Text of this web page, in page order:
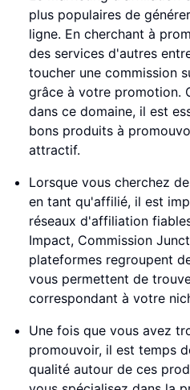
plus populaires de
ligne. En cherchant à
des services d'autres
toucher une commission
grâce à votre promotion.
dans ce domaine, il est
bons produits à
attractif.
Lorsque vous cherchez
en tant qu'affilié, il est
réseaux d'affiliation
Impact, Commission
plateformes regroupent
vous permettent de
correspondant à votre
Une fois que vous avez
promouvoir, il est temps
qualité autour de ces